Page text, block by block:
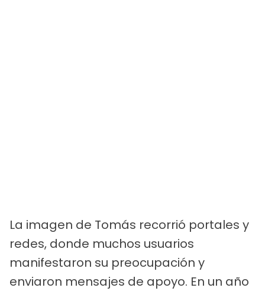
La imagen de Tomás recorrió portales y
redes, donde muchos usuarios
manifestaron su preocupación y
enviaron mensajes de apoyo. En un año